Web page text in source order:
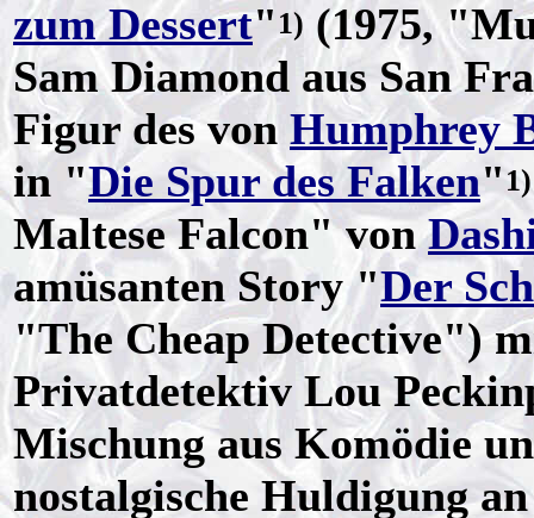
zum Dessert" 1) (1975,
Sam Diamond aus San
Figur des von Humphrey
in "Die Spur des Falken"1)
Maltese Falcon" von
amüsanten Story "Der
"The Cheap Detective")
Privatdetektiv Lou
Mischung aus Komödie
nostalgische Huldigung